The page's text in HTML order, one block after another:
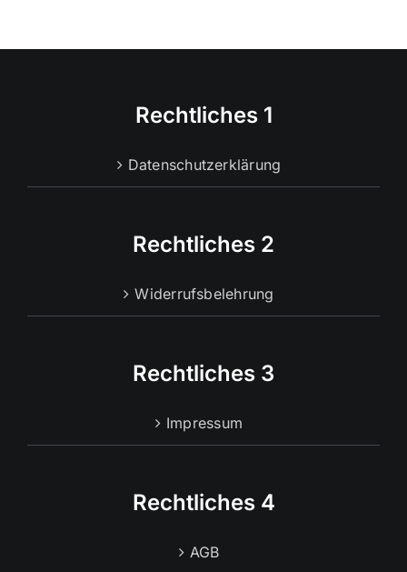
Rechtliches 1
Datenschutzerklärung
Rechtliches 2
Widerrufsbelehrung
Rechtliches 3
Impressum
Rechtliches 4
AGB